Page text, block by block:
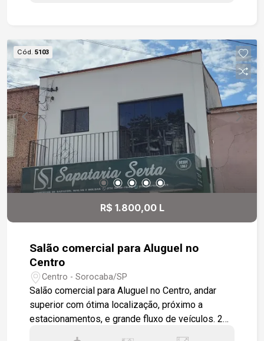
Cód. 5103
R$ 1.800,00 L
Salão comercial para Aluguel no
Centro
Centro - Sorocaba/SP
Salão comercial para Aluguel no Centro, andar
superior com ótima localização, próximo a
estacionamentos, e grande fluxo de veículos. 2